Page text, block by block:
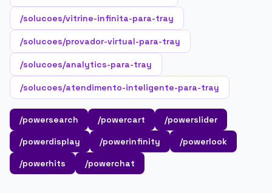
/solucoes/vitrine-infinita-para-tray
/solucoes/provador-virtual-para-tray
/solucoes/analytics-para-tray
/solucoes/atendimento-inteligente-para-tray
/powersearch /powercart
/powerslider
/powerdisplay
/powerinfinity
/powerlook
/powerhits
/powerchat